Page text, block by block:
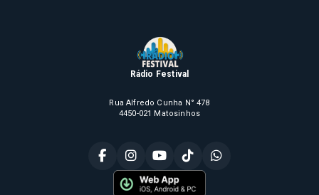
Rádio Festival
Rua Alfredo Cunha N° 478
4450-021 Matosinhos